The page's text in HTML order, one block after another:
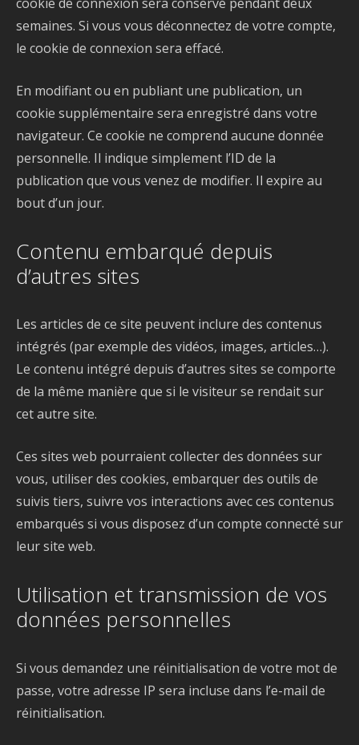
semaines. Si vous vous déconnectez de votre compte,
le cookie de connexion sera effacé.
En modifiant ou en publiant une publication, un
cookie supplémentaire sera enregistré dans votre
navigateur. Ce cookie ne comprend aucune donnée
personnelle. Il indique simplement l’ID de la
publication que vous venez de modifier. Il expire au
bout d’un jour.
Contenu embarqué depuis
d’autres sites
Les articles de ce site peuvent inclure des contenus
intégrés (par exemple des vidéos, images, articles…).
Le contenu intégré depuis d’autres sites se comporte
de la même manière que si le visiteur se rendait sur
cet autre site.
Ces sites web pourraient collecter des données sur
vous, utiliser des cookies, embarquer des outils de
suivis tiers, suivre vos interactions avec ces contenus
embarqués si vous disposez d’un compte connecté sur
leur site web.
Utilisation et transmission de vos
données personnelles
Si vous demandez une réinitialisation de votre mot de
passe, votre adresse IP sera incluse dans l’e-mail de
réinitialisation.